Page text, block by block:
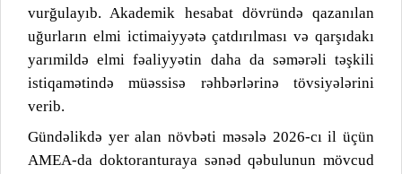
vurğulayıb. Akademik hesabat dövründə qazanılan
uğurların elmi ictimaiyyətə çatdırılması və qarşıdakı
yarımildə elmi fəaliyyətin daha da səmərəli təşkili
istiqamətində müəssisə rəhbərlərinə tövsiyələrini
verib.
Gündəlikdə yer alan növbəti məsələ 2026-cı il üçün
AMEA-da doktoranturaya sənəd qəbulunun mövcud